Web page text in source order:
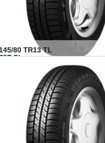
145/80 TR13 TL
FI...